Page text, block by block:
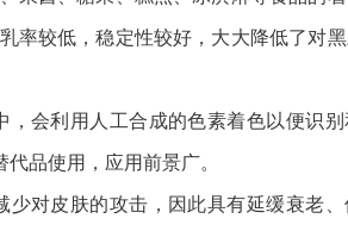
率较低，稳定性较好，大大降低了对
会利用人工合成的色素着色以便识
品使用，应用前景广。
对皮肤的攻击，因此具有延缓衰老、